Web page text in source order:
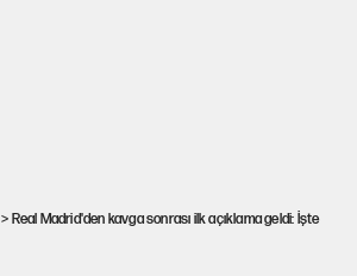
> Real Madrid'den kavga sonrası ilk açıklama geldi: İşte